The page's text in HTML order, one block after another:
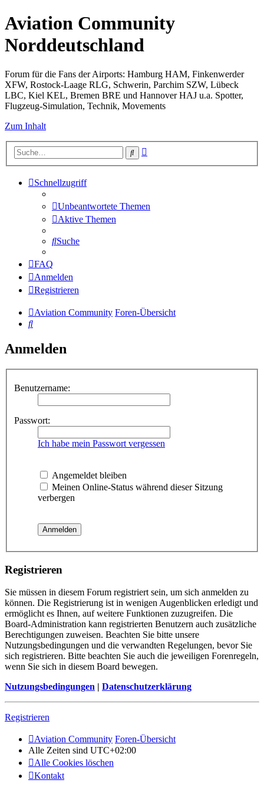
Aviation Community
Norddeutschland
Forum für die Fans der Airports: Hamburg HAM, Finkenwerder
XFW, Rostock-Laage RLG, Schwerin, Parchim SZW, Lübeck
LBC, Kiel KEL, Bremen BRE und Hannover HAJ u.a. Spotter,
Flugzeug-Simulation, Technik, Movements
Zum Inhalt
Suche
Schnellzugriff
Unbeantwortete Themen
Aktive Themen
Suche
FAQ
Anmelden
Registrieren
Aviation Community Foren-Übersicht
Suche
Anmelden
Benutzername:
Passwort:
Ich habe mein Passwort vergessen
Angemeldet bleiben
Meinen Online-Status während dieser Sitzung
verbergen
Registrieren
Sie müssen in diesem Forum registriert sein, um sich anmelden zu
können. Die Registrierung ist in wenigen Augenblicken erledigt und
ermöglicht es Ihnen, auf weitere Funktionen zuzugreifen. Die
Board-Administration kann registrierten Benutzern auch zusätzliche
Berechtigungen zuweisen. Beachten Sie bitte unsere
Nutzungsbedingungen und die verwandten Regelungen, bevor Sie
sich registrieren. Bitte beachten Sie auch die jeweiligen Forenregeln,
wenn Sie sich in diesem Board bewegen.
Nutzungsbedingungen | Datenschutzerklärung
Registrieren
Aviation Community Foren-Übersicht
Alle Zeiten sind UTC+02:00
Alle Cookies löschen
Kontakt